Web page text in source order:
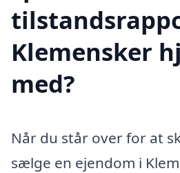
Klemensker
med?
Når du står over for at
sælge en ejendom i